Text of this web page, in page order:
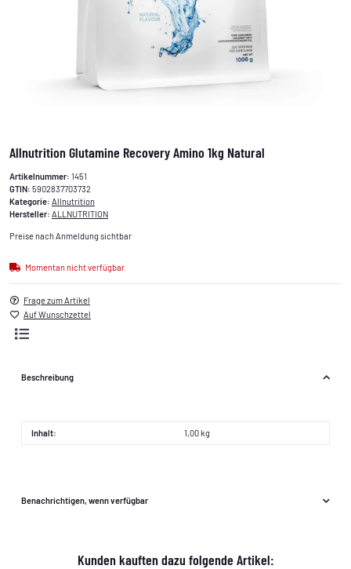
Allnutrition Glutamine Recovery Amino 1kg Natural
Artikelnummer: 1451
GTIN: 5902837703732
Kategorie: Allnutrition
Hersteller: ALLNUTRITION
Preise nach Anmeldung sichtbar
Momentan nicht verfügbar
Frage zum Artikel
Auf Wunschzettel
Beschreibung
Inhalt: 1,00 kg
Benachrichtigen, wenn verfügbar
Kunden kauften dazu folgende Artikel: